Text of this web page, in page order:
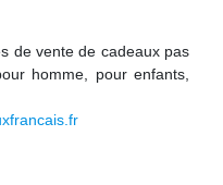
de vente de cadeaux pas
homme, pour enfants,